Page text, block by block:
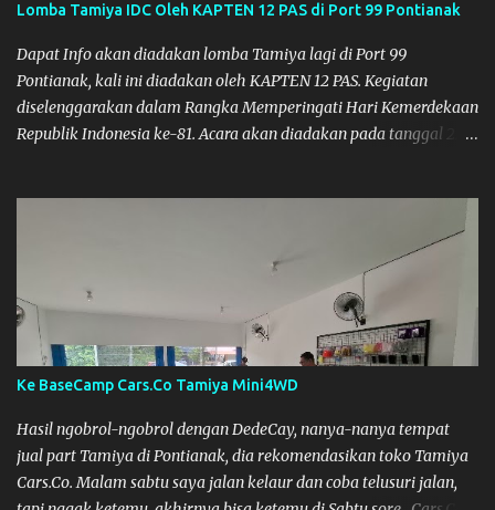
Lomba Tamiya IDC Oleh KAPTEN 12 PAS di Port 99 Pontianak
Dapat Info akan diadakan lomba Tamiya lagi di Port 99
Pontianak, kali ini diadakan oleh KAPTEN 12 PAS. Kegiatan
diselenggarakan dalam Rangka Memperingati Hari Kemerdekaan
Republik Indonesia ke-81. Acara akan diadakan pada tanggal 22
Ke BaseCamp Cars.Co Tamiya Mini4WD
Hasil ngobrol-ngobrol dengan DedeCay, nanya-nanya tempat
jual part Tamiya di Pontianak, dia rekomendasikan toko Tamiya
Cars.Co. Malam sabtu saya jalan kelaur dan coba telusuri jalan,